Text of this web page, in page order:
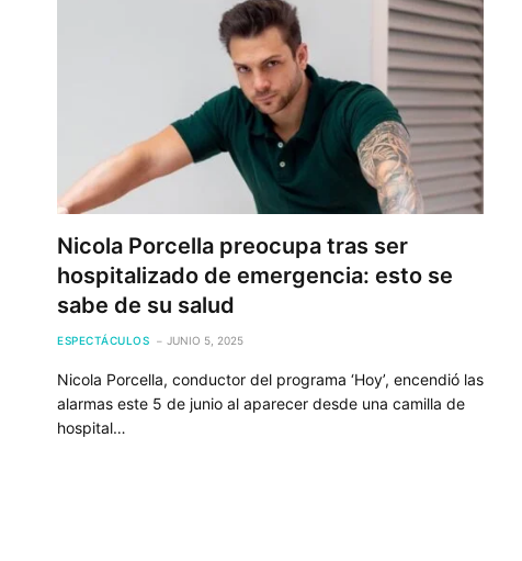
Nicola Porcella preocupa tras ser
hospitalizado de emergencia: esto se
sabe de su salud
ESPECTÁCULOS JUNIO 5, 2025
Nicola Porcella, conductor del programa ‘Hoy’, encendió las
alarmas este 5 de junio al aparecer desde una camilla de
hospital…